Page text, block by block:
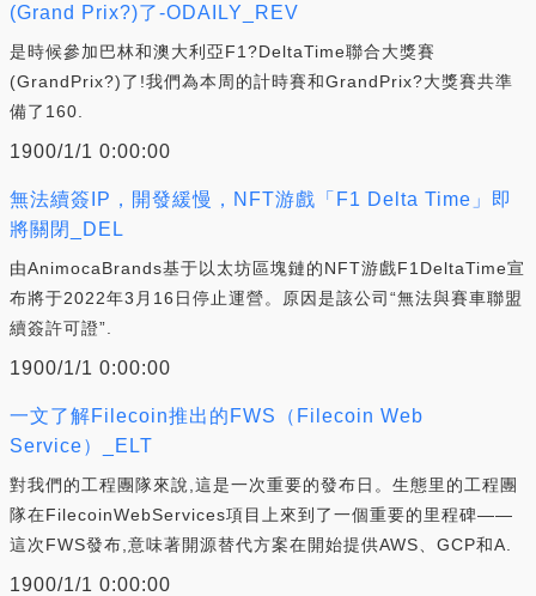
(Grand Prix?)了-ODAILY_REV
是時候參加巴林和澳大利亞F1?DeltaTime聯合大獎賽
(GrandPrix?)了!我們為本周的計時賽和GrandPrix?大獎賽共準
備了160.
1900/1/1 0:00:00
無法續簽IP，開發緩慢，NFT游戲「F1 Delta Time」即
將關閉_DEL
由AnimocaBrands基于以太坊區塊鏈的NFT游戲F1DeltaTime宣
布將于2022年3月16日停止運營。原因是該公司“無法與賽車聯盟
續簽許可證”.
1900/1/1 0:00:00
一文了解Filecoin推出的FWS（Filecoin Web
Service）_ELT
對我們的工程團隊來說,這是一次重要的發布日。生態里的工程團
隊在FilecoinWebServices項目上來到了一個重要的里程碑——
這次FWS發布,意味著開源替代方案在開始提供AWS、GCP和A.
1900/1/1 0:00:00